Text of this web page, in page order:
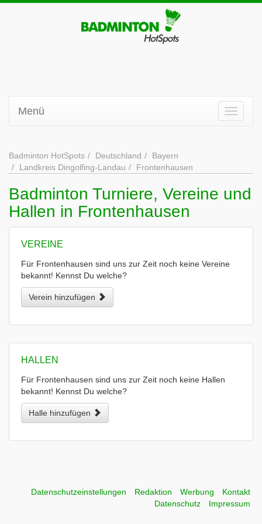
Menü
Badminton HotSpots Deutschland
Bayern
Landkreis Dingolfing-Landau
Frontenhausen
Badminton Turniere, Vereine und
Hallen in Frontenhausen
VEREINE
Für Frontenhausen sind uns zur Zeit noch keine Vereine
bekannt! Kennst Du welche?
Verein hinzufügen
HALLEN
Für Frontenhausen sind uns zur Zeit noch keine Hallen
bekannt! Kennst Du welche?
Halle hinzufügen
Datenschutzeinstellungen Redaktion Werbung
Kontakt
Datenschutz
Impressum